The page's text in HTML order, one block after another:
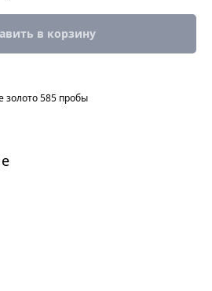
в корзину
585 пробы